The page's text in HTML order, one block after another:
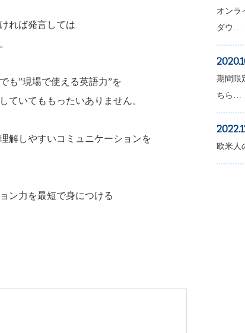
れば発言しては
も”現場で使える英語力”を
ていてももったいありません。
解しやすいコミュニケーションを
ン力を最短で身につける
オンラ
ダウ…
期間限
ちら…
欧米人